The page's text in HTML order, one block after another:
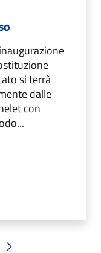
si terrà
dalle
con